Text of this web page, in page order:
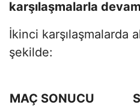
karşılaşmalarla
İkinci karşılaşmalarda
şekilde:
MAÇ SONUCU